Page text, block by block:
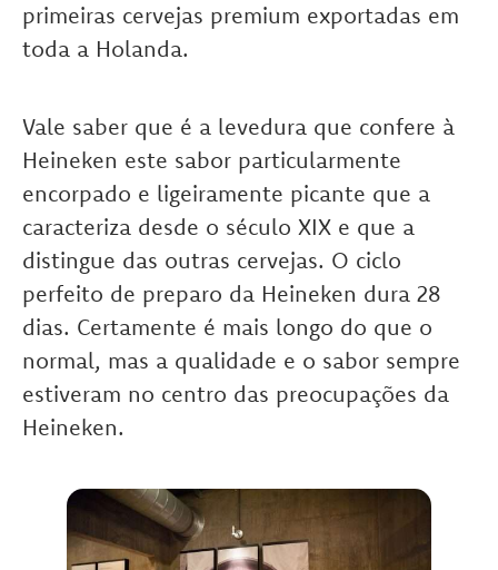
primeiras cervejas premium exportadas em
toda a Holanda.
Vale saber que é a levedura que confere à
Heineken este sabor particularmente
encorpado e ligeiramente picante que a
caracteriza desde o século XIX e que a
distingue das outras cervejas. O ciclo
perfeito de preparo da Heineken dura 28
dias. Certamente é mais longo do que o
normal, mas a qualidade e o sabor sempre
estiveram no centro das preocupações da
Heineken.